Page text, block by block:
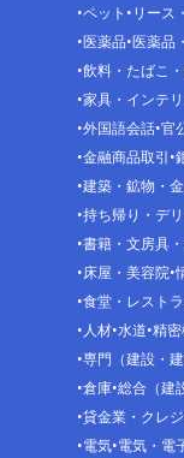
ペット リース
医薬品 医薬品
飲料・たばこ
家具・インテ
外国語会話 官
金融商品取引
建築・鉱物・
持ち帰り・デ
書籍・文房具
床屋・美容院
食堂・レスト
人材 水道 精
専門（建設・建
倉庫 総合（建
貸金業・クレ
電気 電気・電